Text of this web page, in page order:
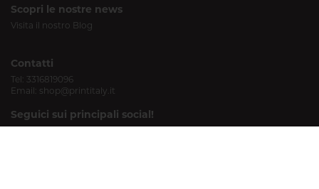
Scopri le nostre news
Visita il nostro Blog
Contatti
Tel: 3316819096
Email: shop@printitaly.it
Seguici sui principali social!